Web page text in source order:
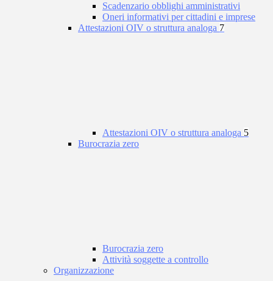
Scadenzario obblighi amministrativi
Oneri informativi per cittadini e imprese
Attestazioni OIV o struttura analoga 7
Attestazioni OIV o struttura analoga 5
Burocrazia zero
Burocrazia zero
Attività soggette a controllo
Organizzazione